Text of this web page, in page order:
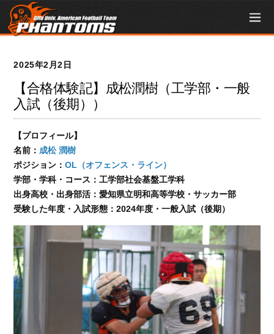
2025年2月2日
【合格体験記】成松潤樹（工学部・一般
入試（後期））
【プロフィール】
名前： 成松 潤樹
ポジション：OL（オフェンス・ライン）
学部・学科・コース：工学部社会基盤工学科
出身高校・出身部活：愛知県立明和高等学校・サッカー部
受験した年度・入試形態：2024年度・一般入試（後期）